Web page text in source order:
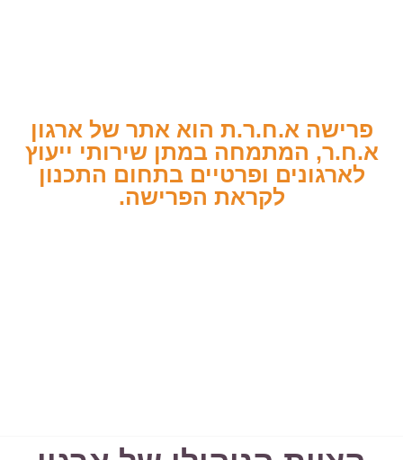
פרישה א.ח.ר.ת הוא אתר של ארגון
א.ח.ר, המתמחה במתן שירותי ייעוץ
לארגונים ופרטיים בתחום התכנון
לקראת הפרישה.